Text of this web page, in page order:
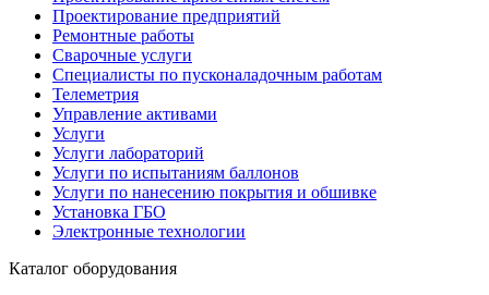
Проектирование предприятий
Ремонтные работы
Сварочные услуги
Специалисты по пусконаладочным работам
Телеметрия
Управление активами
Услуги
Услуги лабораторий
Услуги по испытаниям баллонов
Услуги по нанесению покрытия и обшивке
Установка ГБО
Электронные технологии
Каталог оборудования